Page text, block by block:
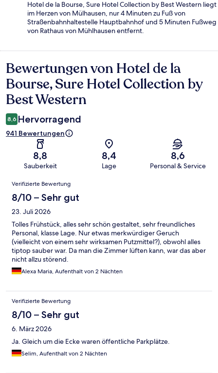
Hotel de la Bourse, Sure Hotel Collection by Best Western liegt
im Herzen von Mülhausen, nur 4 Minuten zu Fuß von
Straßenbahnhaltestelle Hauptbahnhof und 5 Minuten Fußweg
von Rathaus von Mühlhausen entfernt.
Bewertungen
Bewertungen von Hotel de la
Bourse, Sure Hotel Collection by
Best Western
8,6 Hervorragend
941 Bewertungen
8,8
Sauberkeit
8,4
Lage
8,6
Personal & Service
Bewertungen
Verifizierte Bewertung
8/10 – Sehr gut
23. Juli 2026
Tolles Frühstück, alles sehr schön gestaltet, sehr freundliches
Personal, klasse Lage. Nur etwas merkwürdiger Geruch
(vielleicht von einem sehr wirksamen Putzmittel?), obwohl alles
tiptop sauber war. Da man die Zimmer lüften kann, war das aber
nicht allzu störend.
Alexa Maria, Aufenthalt von 2 Nächten
Verifizierte Bewertung
8/10 – Sehr gut
6. März 2026
Ja. Gleich um die Ecke waren öffentliche Parkplätze.
Selim, Aufenthalt von 2 Nächten